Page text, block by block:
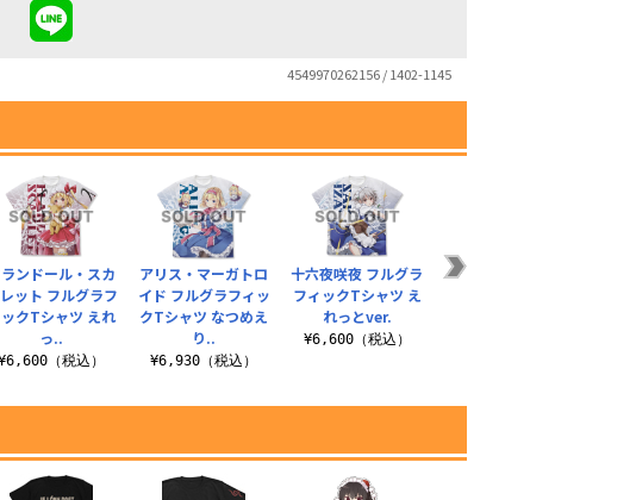
4549970262156 / 1402-1145
ンドール・スカ
ット フルグラフ
クTシャツ えれ
っ..
（税込）
アリス・マーガトロ
イド フルグラフィッ
クTシャツ なつめえ
り..
¥6,930（税込）
十六夜咲夜 フルグラ
フィックTシャツ え
れっとver.
¥6,600（税込）
レミリア・スカーレ